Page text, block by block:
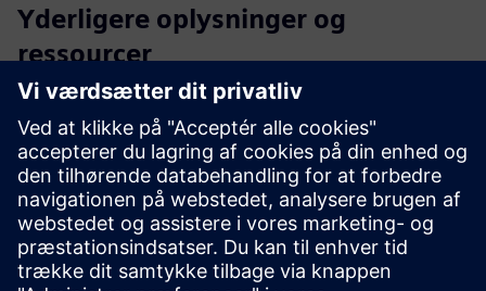
Yderligere oplysninger og
ressourcer
BILT webside
BILT Instruktion examples.pdf
2024 04 BILT-Siemens digital alle sider 1.pdf
Forudsætninger
3D CAD-filer (f.eks.STP-format)
PDF-instruktioner og/eller træningsindhold